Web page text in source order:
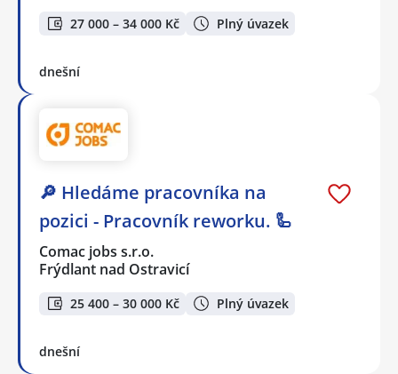
27 000 – 34 000 Kč Plný úvazek
dnešní
🔎 Hledáme pracovníka na
pozici - Pracovník reworku. 🦾
Comac jobs s.r.o.
Frýdlant nad Ostravicí
25 400 – 30 000 Kč Plný úvazek
dnešní